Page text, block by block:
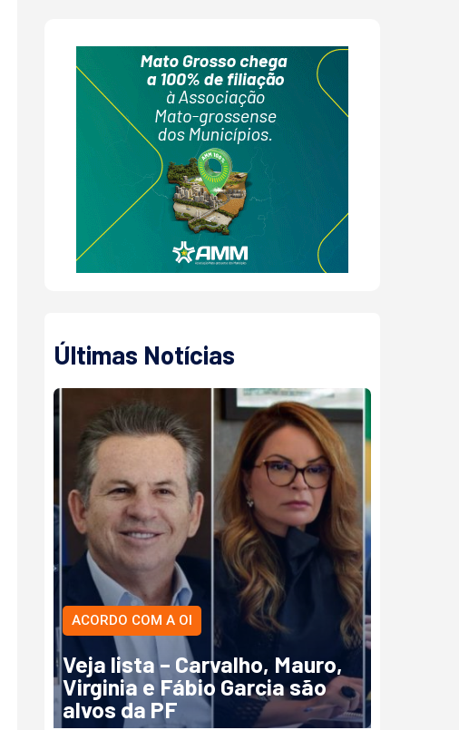
Últimas Notícias
ACORDO COM A OI
Veja lista – Carvalho, Mauro,
Virginia e Fábio Garcia são
alvos da PF